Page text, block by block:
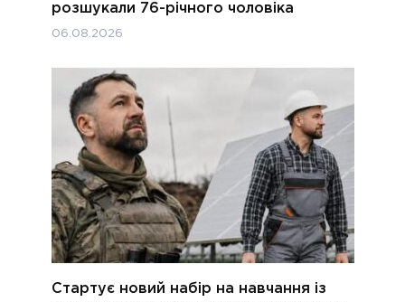
розшукали 76-річного чоловіка
06.08.2026
Стартує новий набір на навчання із